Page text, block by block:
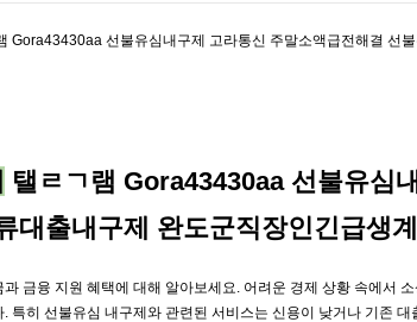
Gora43430aa 선불유심내구제 고라통신 주말소액급전해결 선
탤ㄹㄱ램 Gora43430aa 선불유심
대출내구제 완도군직장인긴급생
금융 지원 혜택에 대해 알아보세요. 어려운 경제 상황 속에서
특히 선불유심 내구제와 관련된 서비스는 신용이 낮거나 기존